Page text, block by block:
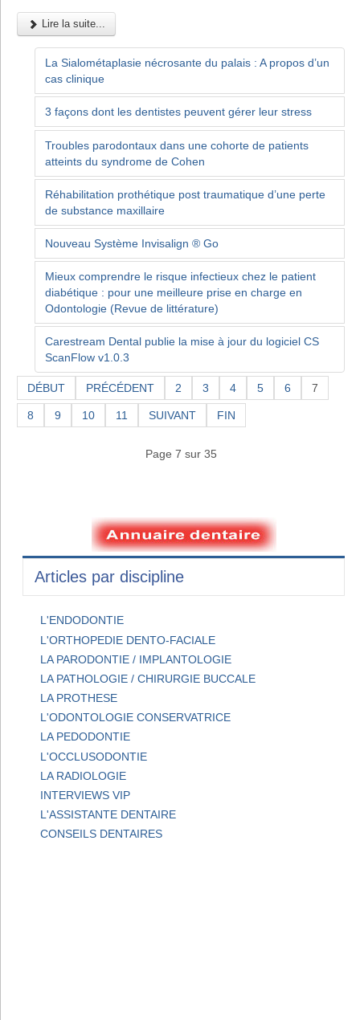
Lire la suite...
La Sialométaplasie nécrosante du palais : A propos d’un
cas clinique
3 façons dont les dentistes peuvent gérer leur stress
Troubles parodontaux dans une cohorte de patients
atteints du syndrome de Cohen
Réhabilitation prothétique post traumatique d’une perte
de substance maxillaire
Nouveau Système Invisalign ® Go
Mieux comprendre le risque infectieux chez le patient
diabétique : pour une meilleure prise en charge en
Odontologie (Revue de littérature)
Carestream Dental publie la mise à jour du logiciel CS
ScanFlow v1.0.3
DÉBUT PRÉCÉDENT 2 3 4 5 6 7
8 9 10 11 SUIVANT FIN
Page 7 sur 35
Articles par discipline
L'ENDODONTIE
L'ORTHOPEDIE DENTO-FACIALE
LA PARODONTIE / IMPLANTOLOGIE
LA PATHOLOGIE / CHIRURGIE BUCCALE
LA PROTHESE
L'ODONTOLOGIE CONSERVATRICE
LA PEDODONTIE
L'OCCLUSODONTIE
LA RADIOLOGIE
INTERVIEWS VIP
L'ASSISTANTE DENTAIRE
CONSEILS DENTAIRES